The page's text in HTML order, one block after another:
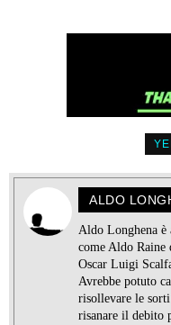
ALDO
Aldo Longhena è
come Aldo
Oscar Luigi
Avrebbe potuto
risollevare le
risanare il debito